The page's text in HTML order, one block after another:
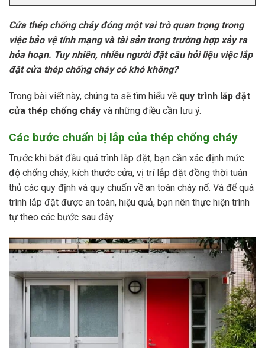
Cửa thép chống cháy đóng một vai trò quan trọng trong
việc bảo vệ tính mạng và tài sản trong trường hợp xảy ra
hỏa hoạn. Tuy nhiên, nhiều người đặt câu hỏi liệu việc lắp
đặt cửa thép chống cháy có khó không?
Trong bài viết này, chúng ta sẽ tìm hiểu về quy trình lắp đặt
cửa thép chống cháy và những điều cần lưu ý.
Các bước chuẩn bị lắp của thép chống cháy
Trước khi bắt đầu quá trình lắp đặt, bạn cần xác định mức
độ chống cháy, kích thước cửa, vị trí lắp đặt đồng thời tuân
thủ các quy định và quy chuẩn về an toàn cháy nổ. Và để quá
trình lắp đặt được an toàn, hiệu quả, bạn nên thực hiện trình
tự theo các bước sau đây.